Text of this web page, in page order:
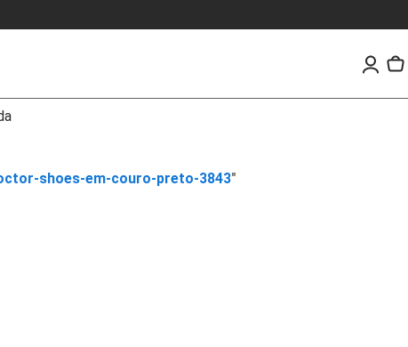
shoes-em-couro-preto-3843"